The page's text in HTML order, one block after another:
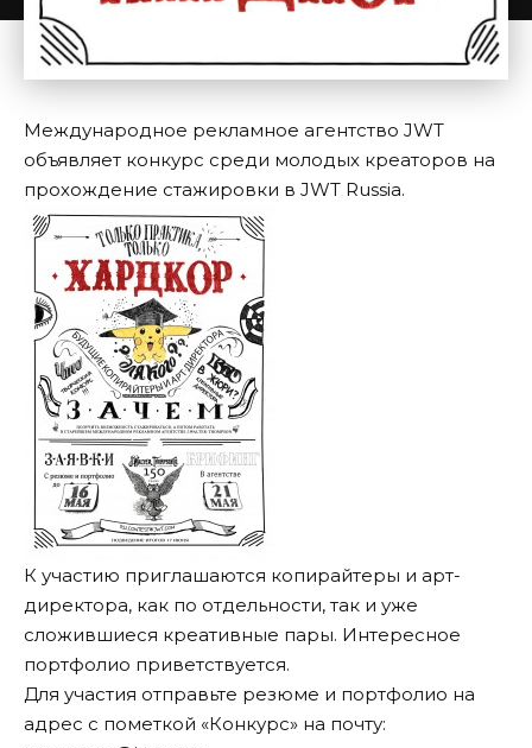
Международное рекламное агентство JWT
объявляет конкурс среди молодых креаторов на
прохождение стажировки в JWT Russia.
К участию приглашаются копирайтеры и арт-
директора, как по отдельности, так и уже
сложившиеся креативные пары. Интересное
портфолио приветствуется.
Для участия отправьте резюме и портфолио на
адрес с пометкой «Конкурс» на почту: